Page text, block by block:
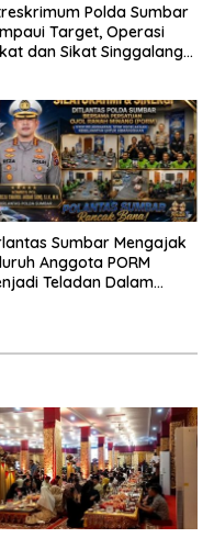
Polda Sumbar
Target, Operasi
dan Sikat Singgalang
Sumbar Mengajak
Anggota PORM
Teladan Dalam